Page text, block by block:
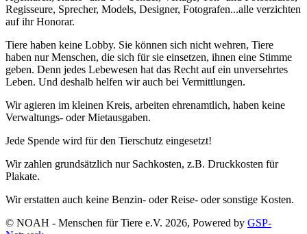
Regisseure, Sprecher, Models, Designer, Fotografen...alle verzichten
auf ihr Honorar.
Tiere haben keine Lobby. Sie können sich nicht wehren, Tiere
haben nur Menschen, die sich für sie einsetzen, ihnen eine Stimme
geben. Denn jedes Lebewesen hat das Recht auf ein unversehrtes
Leben. Und deshalb helfen wir auch bei Vermittlungen.
Wir agieren im kleinen Kreis, arbeiten ehrenamtlich, haben keine
Verwaltungs- oder Mietausgaben.
Jede Spende wird für den Tierschutz eingesetzt!
Wir zahlen grundsätzlich nur Sachkosten, z.B. Druckkosten für
Plakate.
Wir erstatten auch keine Benzin- oder Reise- oder sonstige Kosten.
© NOAH - Menschen für Tiere e.V. 2026, Powered by GSP-